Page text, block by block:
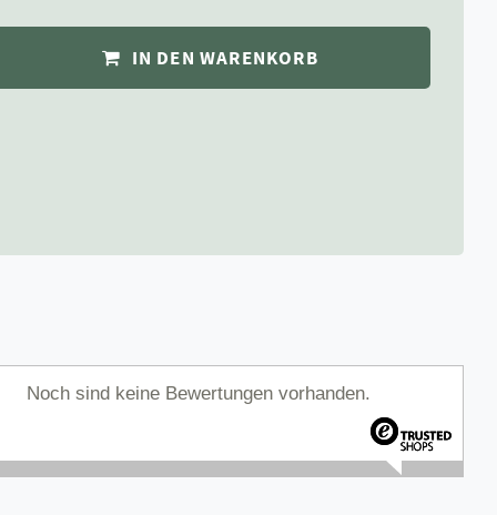
IN DEN WARENKORB
Noch sind keine Bewertungen vorhanden.